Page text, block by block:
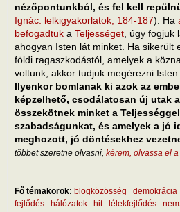
nézőpontunkból, és fel kell
Ignác: lelkigyakorlatok, 184-187). Ha
befogadtuk a Teljességet , úgy fogjuk
ahogyan Isten lát minket. Ha sikerült
földi ragaszkodástól, amelyek a
voltunk, akkor tudjuk megérezni Isten
Ilyenkor bomlanak ki azok az
képzelhető, csodálatosan új utak
összekötnek minket a
szabadságunkat, és amelyek a jó
meghozott, jó döntésekhez
többet szeretne olvasni, kérem, olvassa el
Fő témakörök: blogközösség demokrácia
fejlődés
hálózatok hit lélekfejlődés